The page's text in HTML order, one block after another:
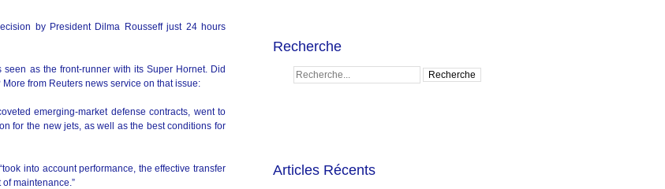
by President Dilma Rousseff just 24 hours
as the front-runner with its Super Hornet. Did
from Reuters news service on that issue:
emerging-market defense contracts, went to
for the new jets, as well as the best conditions for
into account performance, the effective transfer
maintenance.”
Recherche
Articles Récents